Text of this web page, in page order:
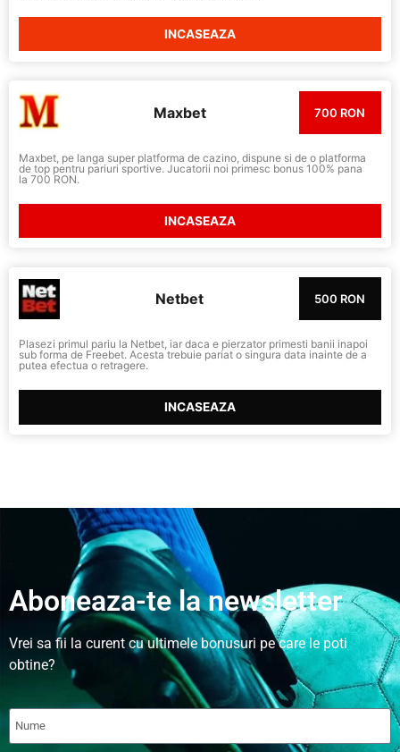
INCASEAZA
Maxbet 700 RON
Maxbet, pe langa super platforma de cazino, dispune si de o platforma
de top pentru pariuri sportive. Jucatorii noi primesc bonus 100% pana
la 700 RON.
INCASEAZA
Netbet 500 RON
Plasezi primul pariu la Netbet, iar daca e pierzator primesti banii inapoi
sub forma de Freebet. Acesta trebuie pariat o singura data inainte de a
putea efectua o retragere.
INCASEAZA
Aboneaza-te la newsletter
Vrei sa fii la curent cu ultimele bonusuri pe care le poti
obtine?